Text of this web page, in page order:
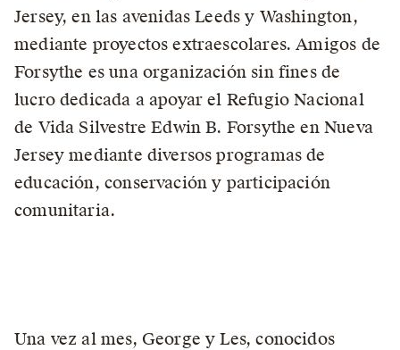
Jersey, en las avenidas Leeds y Washington,
mediante proyectos extraescolares. Amigos de
Forsythe es una organización sin fines de
lucro dedicada a apoyar el Refugio Nacional
de Vida Silvestre Edwin B. Forsythe en Nueva
Jersey mediante diversos programas de
educación, conservación y participación
comunitaria.
Una vez al mes, George y Les, conocidos